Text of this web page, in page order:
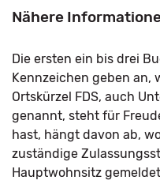
Nähere
Die ersten ein bis drei
Kennzeichen geben an,
Ortskürzel FDS, auch
genannt, steht für
hast, hängt davon ab,
zuständige
Hauptwohnsitz